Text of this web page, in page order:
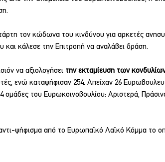
τον κώδωνα του κινδύνου για αρκετές
και κάλεσε την Επιτροπή να αναλάβει δράση.
να αξιολογήσει την εκταμίευση των
ενώ καταψήφισαν 254. Απείχαν 26
ομάδες του Ευρωκοινοβουλίου: Αριστερά,
ψήφισμα από το Ευρωπαϊκό Λαϊκό Κόμμα το